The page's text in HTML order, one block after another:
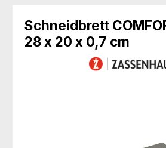
Schneidbrett
28 x 20 x 0,7 cm